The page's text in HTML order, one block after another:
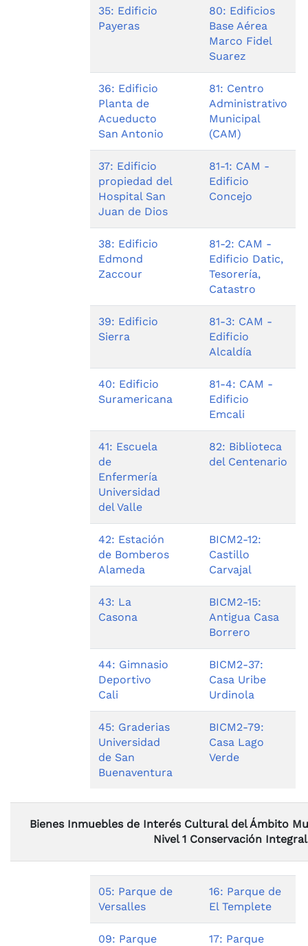
35: Edificio
Payeras
80: Edificios
Base Aérea
Marco Fidel
Suarez
36: Edificio
Planta de
Acueducto
San Antonio
81: Centro
Administrativo
Municipal
(CAM)
37: Edificio
propiedad del
Hospital San
Juan de Dios
81-1: CAM -
Edificio
Concejo
38: Edificio
Edmond
Zaccour
81-2: CAM -
Edificio Datic,
Tesorería,
Catastro
39: Edificio
Sierra
81-3: CAM -
Edificio
Alcaldía
40: Edificio
Suramericana
81-4: CAM -
Edificio
Emcali
41: Escuela
de
Enfermería
Universidad
del Valle
82: Biblioteca
del Centenario
42: Estación
de Bomberos
Alameda
BICM2-12:
Castillo
Carvajal
43: La
Casona
BICM2-15:
Antigua Casa
Borrero
44: Gimnasio
Deportivo
Cali
BICM2-37:
Casa Uribe
Urdinola
45: Graderias
Universidad
de San
Buenaventura
BICM2-79:
Casa Lago
Verde
Bienes Inmuebles de Interés Cultural del Ámbito
Nivel 1 Conservación Integral
05: Parque de
Versalles
16: Parque de
El Templete
09: Parque
17: Parque